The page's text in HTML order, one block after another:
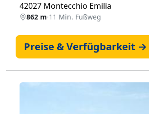
42027 Montecchio Emilia
862 m·11 Min. Fußweg
Preise & Verfügbarkeit →